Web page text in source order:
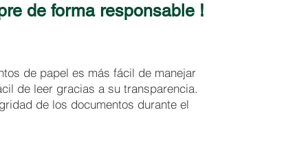
de forma responsable !
de papel es más fácil de manejar
de leer gracias a su transparencia.
de los documentos durante el